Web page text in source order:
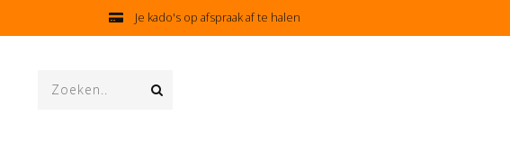
Je kado's op afspraak af te halen